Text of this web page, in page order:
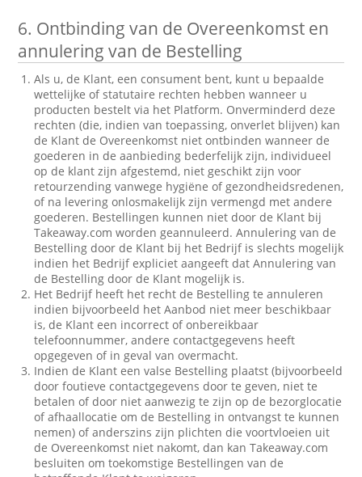
6. Ontbinding van de Overeenkomst en
annulering van de Bestelling
Als u, de Klant, een consument bent, kunt u bepaalde
wettelijke of statutaire rechten hebben wanneer u
producten bestelt via het Platform. Onverminderd deze
rechten (die, indien van toepassing, onverlet blijven) kan
de Klant de Overeenkomst niet ontbinden wanneer de
goederen in de aanbieding bederfelijk zijn, individueel
op de klant zijn afgestemd, niet geschikt zijn voor
retourzending vanwege hygiëne of gezondheidsredenen,
of na levering onlosmakelijk zijn vermengd met andere
goederen. Bestellingen kunnen niet door de Klant bij
Takeaway.com worden geannuleerd. Annulering van de
Bestelling door de Klant bij het Bedrijf is slechts mogelijk
indien het Bedrijf expliciet aangeeft dat Annulering van
de Bestelling door de Klant mogelijk is.
Het Bedrijf heeft het recht de Bestelling te annuleren
indien bijvoorbeeld het Aanbod niet meer beschikbaar
is, de Klant een incorrect of onbereikbaar
telefoonnummer, andere contactgegevens heeft
opgegeven of in geval van overmacht.
Indien de Klant een valse Bestelling plaatst (bijvoorbeeld
door foutieve contactgegevens door te geven, niet te
betalen of door niet aanwezig te zijn op de bezorglocatie
of afhaallocatie om de Bestelling in ontvangst te kunnen
nemen) of anderszins zijn plichten die voortvloeien uit
de Overeenkomst niet nakomt, dan kan Takeaway.com
besluiten om toekomstige Bestellingen van de